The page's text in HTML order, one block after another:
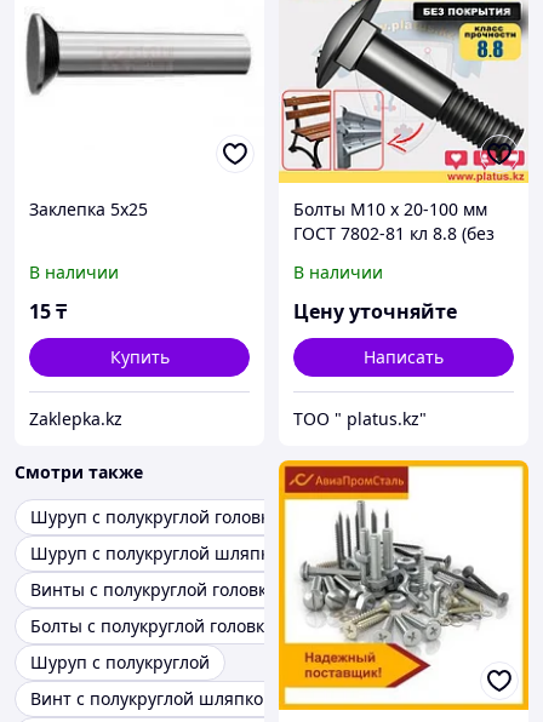
Заклепка 5х25
В наличии
15₸
Купить
Zaklepka.kz
Болты М10 х 20-100 мм
ГОСТ 7802-81 кл 8.8 (без
ДОРОЖНЫЙ
В наличии
Цену уточняйте
Написать
ТОО " platus.kz"
Смотри также
Шуруп с полукруглой головкой din
Шуруп с полукруглой шляпкой
Винты с полукруглой головкой
Болты с полукруглой головкой
Шуруп с полукруглой
Винт с полукруглой шляпкой